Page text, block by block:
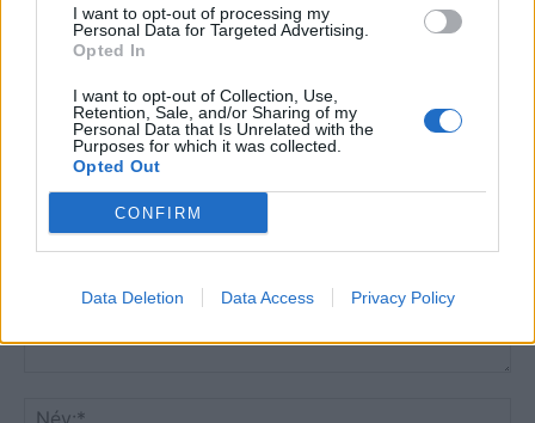
I want to opt-out of processing my
Personal Data for Targeted Advertising.
Opted In
I want to opt-out of Collection, Use,
Retention, Sale, and/or Sharing of my
Personal Data that Is Unrelated with the
Purposes for which it was collected.
Opted Out
CONFIRM
Data Deletion Data Access Privacy Policy
HOZZÁSZÓLOK A CIKKHEZ